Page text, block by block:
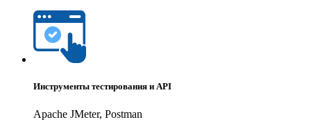
Инструменты тестирования и API
Apache JMeter, Postman